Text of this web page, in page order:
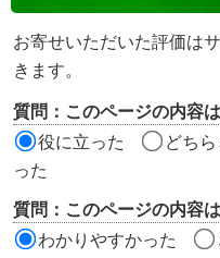
ン
ツ
評
価
ア
お寄せいただいた評価は
きます。
質問：このページの内容
役に立った
どち
った
質問：このページの内容
わかりやすかった